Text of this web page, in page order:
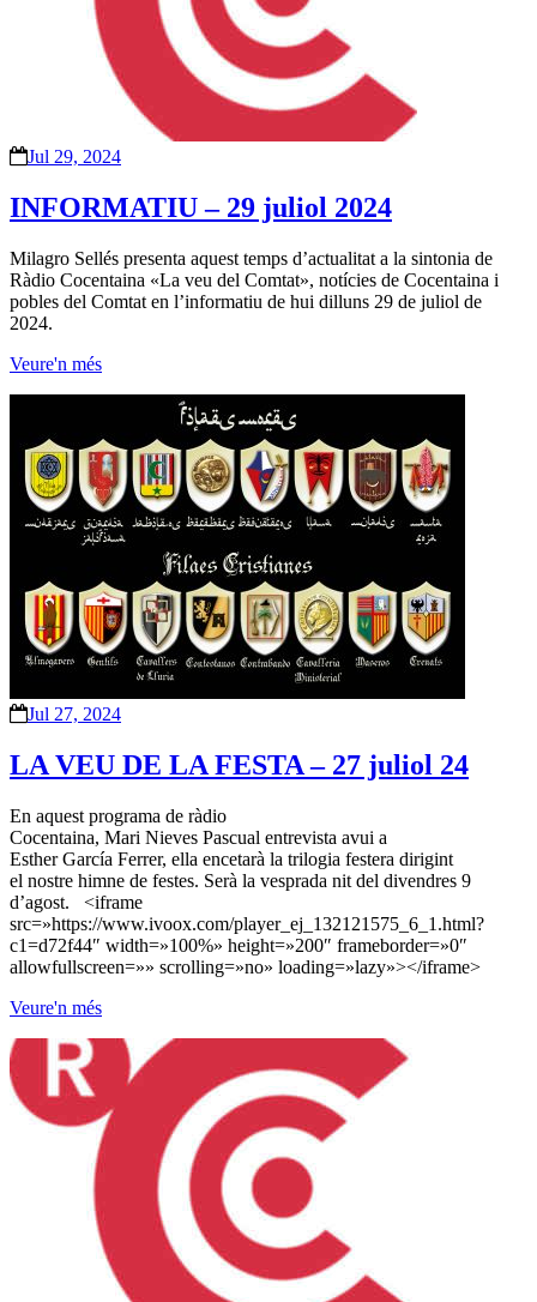
Jul 29, 2024
INFORMATIU – 29 juliol 2024
Milagro Sellés presenta aquest temps d’actualitat a la sintonia de
Ràdio Cocentaina «La veu del Comtat», notícies de Cocentaina i
pobles del Comtat en l’informatiu de hui dilluns 29 de juliol de
2024.
Veure'n més
Jul 27, 2024
LA VEU DE LA FESTA – 27 juliol 24
En aquest programa de ràdio
Cocentaina, Mari Nieves Pascual entrevista avui a
Esther García Ferrer, ella encetarà la trilogia festera dirigint
el nostre himne de festes. Serà la vesprada nit del divendres 9
d’agost. <iframe
src=»https://www.ivoox.com/player_ej_132121575_6_1.html?
c1=d72f44″ width=»100%» height=»200″ frameborder=»0″
allowfullscreen=»» scrolling=»no» loading=»lazy»></iframe>
Veure'n més